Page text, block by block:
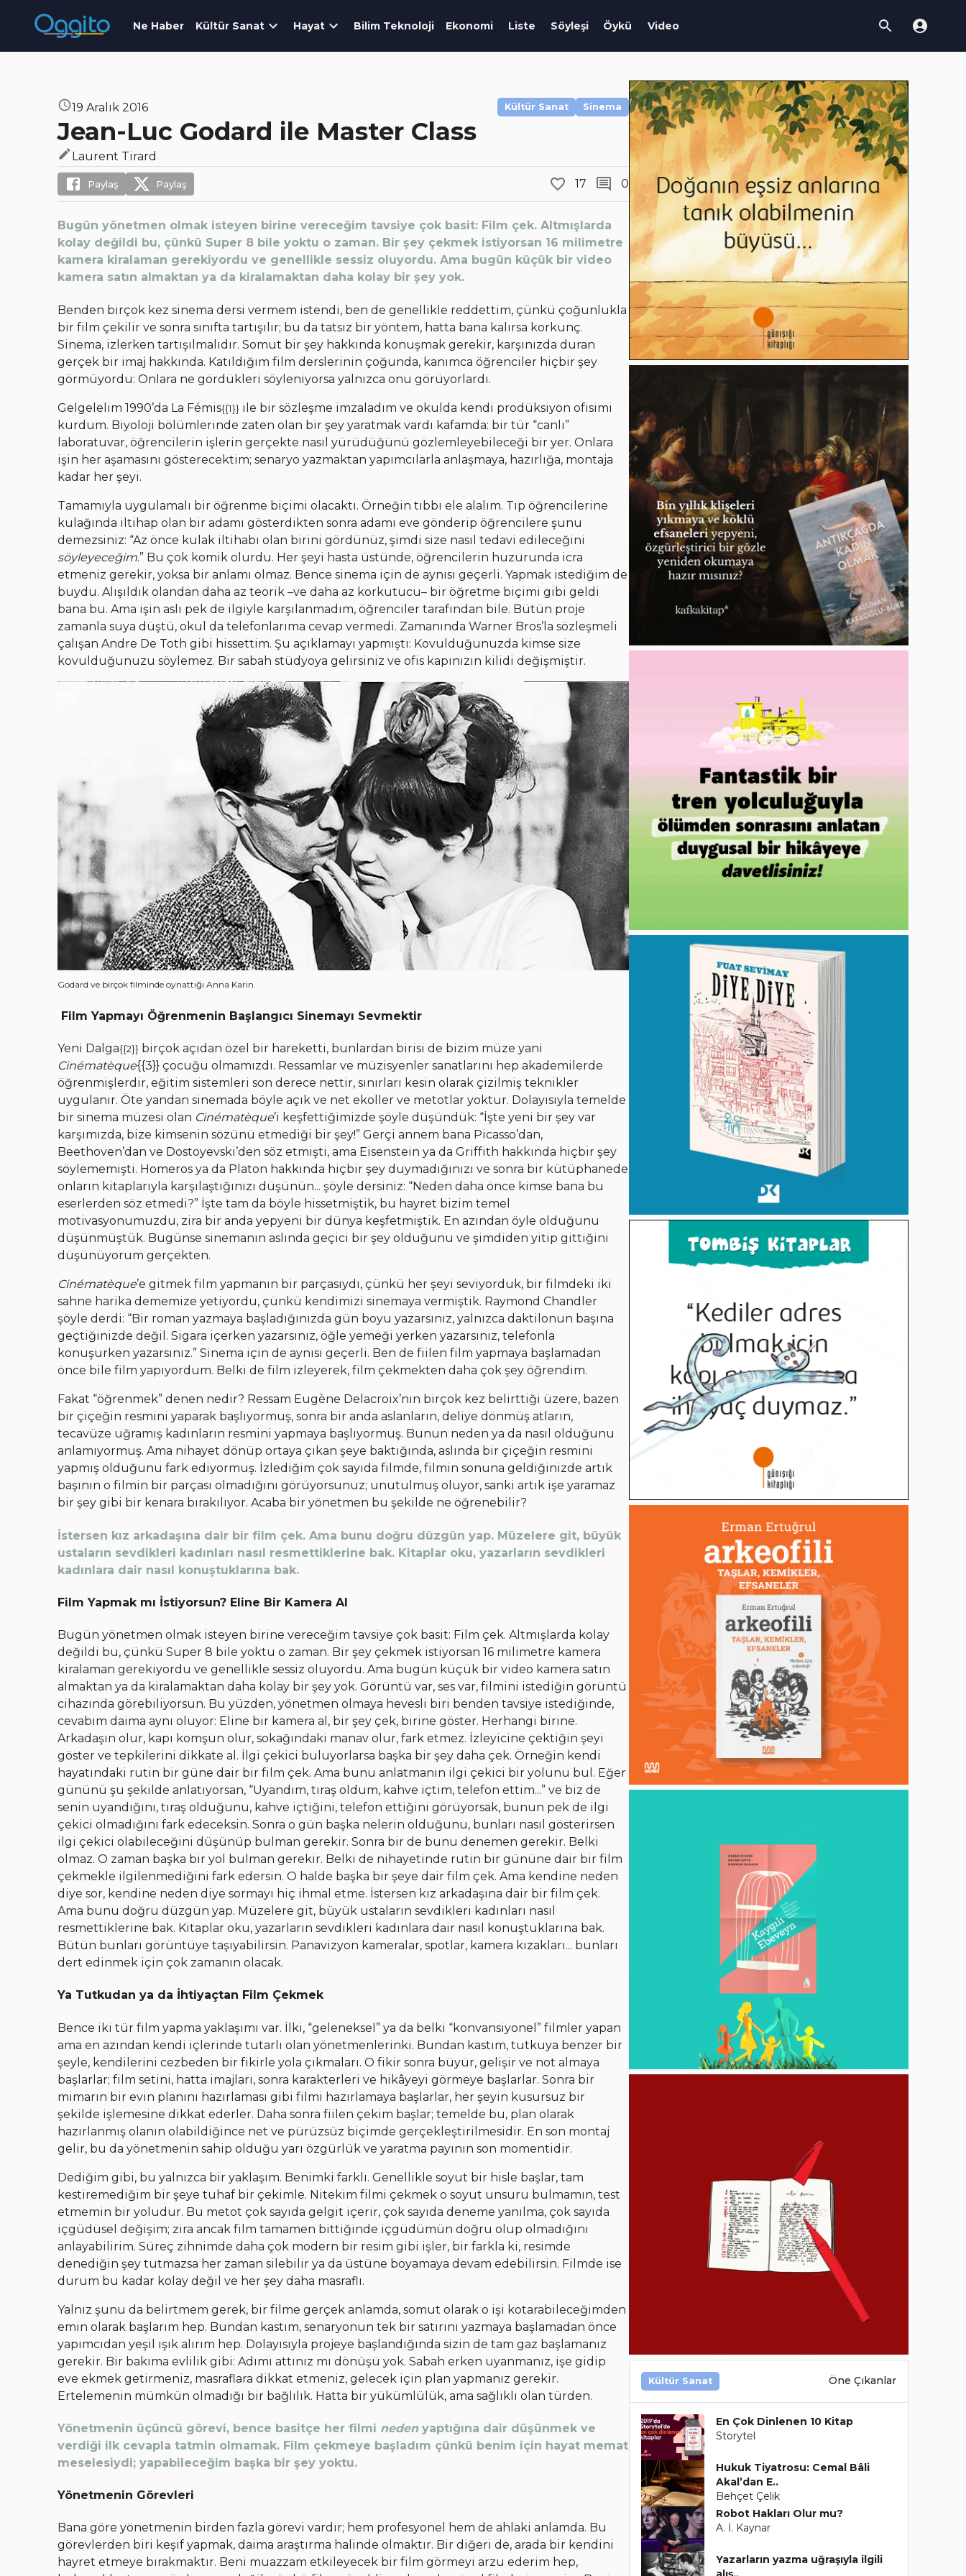
Ne Haber Kültür Sanat Hayat Bilim Teknoloji Ekonomi Liste Söyleşi Öykü Video
19 Aralık 2016 Kültür Sanat Sinema
Jean-Luc Godard ile Master Class
Laurent Tirard
Paylaş Paylaş 17 0
Bugün yönetmen olmak isteyen birine vereceğim tavsiye çok basit: Film çek. Altmışlarda
kolay değildi bu, çünkü Super 8 bile yoktu o zaman. Bir şey çekmek istiyorsan 16 milimetre
kamera kiralaman gerekiyordu ve genellikle sessiz oluyordu. Ama bugün küçük bir video
kamera satın almaktan ya da kiralamaktan daha kolay bir şey yok.
Benden birçok kez sinema dersi vermem istendi, ben de genellikle reddettim, çünkü çoğunlukla
bir film çekilir ve sonra sınıfta tartışılır; bu da tatsız bir yöntem, hatta bana kalırsa korkunç.
Sinema, izlerken tartışılmalıdır. Somut bir şey hakkında konuşmak gerekir, karşınızda duran
gerçek bir imaj hakkında. Katıldığım film derslerinin çoğunda, kanımca öğrenciler hiçbir şey
görmüyordu: Onlara ne gördükleri söyleniyorsa yalnızca onu görüyorlardı.
Gelgelelim 1990’da La Fémis{{1}} ile bir sözleşme imzaladım ve okulda kendi prodüksiyon ofisimi
kurdum. Biyoloji bölümlerinde zaten olan bir şey yaratmak vardı kafamda: bir tür “canlı”
laboratuvar, öğrencilerin işlerin gerçekte nasıl yürüdüğünü gözlemleyebileceği bir yer. Onlara
işin her aşamasını gösterecektim; senaryo yazmaktan yapımcılarla anlaşmaya, hazırlığa, montaja
kadar her şeyi.
Tamamıyla uygulamalı bir öğrenme biçimi olacaktı. Örneğin tıbbı ele alalım. Tıp öğrencilerine
kulağında iltihap olan bir adamı gösterdikten sonra adamı eve gönderip öğrencilere şunu
demezsiniz: “Az önce kulak iltihabı olan birini gördünüz, şimdi size nasıl tedavi edileceğini
söyleyeceğim.” Bu çok komik olurdu. Her şeyi hasta üstünde, öğrencilerin huzurunda icra
etmeniz gerekir, yoksa bir anlamı olmaz. Bence sinema için de aynısı geçerli. Yapmak istediğim de
buydu. Alışıldık olandan daha az teorik –ve daha az korkutucu– bir öğretme biçimi gibi geldi
bana bu. Ama işin aslı pek de ilgiyle karşılanmadım, öğrenciler tarafından bile. Bütün proje
zamanla suya düştü, okul da telefonlarıma cevap vermedi. Zamanında Warner Bros’la sözleşmeli
çalışan Andre De Toth gibi hissettim. Şu açıklamayı yapmıştı: Kovulduğunuzda kimse size
kovulduğunuzu söylemez. Bir sabah stüdyoya gelirsiniz ve ofis kapınızın kilidi değişmiştir.
Godard ve birçok filminde oynattığı Anna Karin.
Film Yapmayı Öğrenmenin Başlangıcı Sinemayı Sevmektir
Yeni Dalga{{2}} birçok açıdan özel bir hareketti, bunlardan birisi de bizim müze yani
Cinématèque{{3}} çocuğu olmamızdı. Ressamlar ve müzisyenler sanatlarını hep akademilerde
öğrenmişlerdir, eğitim sistemleri son derece nettir, sınırları kesin olarak çizilmiş teknikler
uygulanır. Öte yandan sinemada böyle açık ve net ekoller ve metotlar yoktur. Dolayısıyla temelde
bir sinema müzesi olan Cinématèque’i keşfettiğimizde şöyle düşündük: “İşte yeni bir şey var
karşımızda, bize kimsenin sözünü etmediği bir şey!” Gerçi annem bana Picasso’dan,
Beethoven’dan ve Dostoyevski’den söz etmişti, ama Eisenstein ya da Griffith hakkında hiçbir şey
söylememişti. Homeros ya da Platon hakkında hiçbir şey duymadığınızı ve sonra bir kütüphanede
onların kitaplarıyla karşılaştığınızı düşünün... şöyle dersiniz: “Neden daha önce kimse bana bu
eserlerden söz etmedi?” İşte tam da böyle hissetmiştik, bu hayret bizim temel
motivasyonumuzdu, zira bir anda yepyeni bir dünya keşfetmiştik. En azından öyle olduğunu
düşünmüştük. Bugünse sinemanın aslında geçici bir şey olduğunu ve şimdiden yitip gittiğini
düşünüyorum gerçekten.
Cinématèque’e gitmek film yapmanın bir parçasıydı, çünkü her şeyi seviyorduk, bir filmdeki iki
sahne harika dememize yetiyordu, çünkü kendimizi sinemaya vermiştik. Raymond Chandler
şöyle derdi: “Bir roman yazmaya başladığınızda gün boyu yazarsınız, yalnızca daktilonun başına
geçtiğinizde değil. Sigara içerken yazarsınız, öğle yemeği yerken yazarsınız, telefonla
konuşurken yazarsınız.” Sinema için de aynısı geçerli. Ben de fiilen film yapmaya başlamadan
önce bile film yapıyordum. Belki de film izleyerek, film çekmekten daha çok şey öğrendim.
Fakat “öğrenmek” denen nedir? Ressam Eugène Delacroix’nın birçok kez belirttiği üzere, bazen
bir çiçeğin resmini yaparak başlıyormuş, sonra bir anda aslanların, deliye dönmüş atların,
tecavüze uğramış kadınların resmini yapmaya başlıyormuş. Bunun neden ya da nasıl olduğunu
anlamıyormuş. Ama nihayet dönüp ortaya çıkan şeye baktığında, aslında bir çiçeğin resmini
yapmış olduğunu fark ediyormuş. İzlediğim çok sayıda filmde, filmin sonuna geldiğinizde artık
başının o filmin bir parçası olmadığını görüyorsunuz; unutulmuş oluyor, sanki artık işe yaramaz
bir şey gibi bir kenara bırakılıyor. Acaba bir yönetmen bu şekilde ne öğrenebilir?
İstersen kız arkadaşına dair bir film çek. Ama bunu doğru düzgün yap. Müzelere git, büyük
ustaların sevdikleri kadınları nasıl resmettiklerine bak. Kitaplar oku, yazarların sevdikleri
kadınlara dair nasıl konuştuklarına bak.
Film Yapmak mı İstiyorsun? Eline Bir Kamera Al
Bugün yönetmen olmak isteyen birine vereceğim tavsiye çok basit: Film çek. Altmışlarda kolay
değildi bu, çünkü Super 8 bile yoktu o zaman. Bir şey çekmek istiyorsan 16 milimetre kamera
kiralaman gerekiyordu ve genellikle sessiz oluyordu. Ama bugün küçük bir video kamera satın
almaktan ya da kiralamaktan daha kolay bir şey yok. Görüntü var, ses var, filmini istediğin görüntü
cihazında görebiliyorsun. Bu yüzden, yönetmen olmaya hevesli biri benden tavsiye istediğinde,
cevabım daima aynı oluyor: Eline bir kamera al, bir şey çek, birine göster. Herhangi birine.
Arkadaşın olur, kapı komşun olur, sokağındaki manav olur, fark etmez. İzleyicine çektiğin şeyi
göster ve tepkilerini dikkate al. İlgi çekici buluyorlarsa başka bir şey daha çek. Örneğin kendi
hayatındaki rutin bir güne dair bir film çek. Ama bunu anlatmanın ilgi çekici bir yolunu bul. Eğer
gününü şu şekilde anlatıyorsan, “Uyandım, tıraş oldum, kahve içtim, telefon ettim...” ve biz de
senin uyandığını, tıraş olduğunu, kahve içtiğini, telefon ettiğini görüyorsak, bunun pek de ilgi
çekici olmadığını fark edeceksin. Sonra o gün başka nelerin olduğunu, bunları nasıl gösterirsen
ilgi çekici olabileceğini düşünüp bulman gerekir. Sonra bir de bunu denemen gerekir. Belki
olmaz. O zaman başka bir yol bulman gerekir. Belki de nihayetinde rutin bir gününe dair bir film
çekmekle ilgilenmediğini fark edersin. O halde başka bir şeye dair film çek. Ama kendine neden
diye sor, kendine neden diye sormayı hiç ihmal etme. İstersen kız arkadaşına dair bir film çek.
Ama bunu doğru düzgün yap. Müzelere git, büyük ustaların sevdikleri kadınları nasıl
resmettiklerine bak. Kitaplar oku, yazarların sevdikleri kadınlara dair nasıl konuştuklarına bak.
Bütün bunları görüntüye taşıyabilirsin. Panavizyon kameralar, spotlar, kamera kızakları... bunları
dert edinmek için çok zamanın olacak.
Ya Tutkudan ya da İhtiyaçtan Film Çekmek
Bence iki tür film yapma yaklaşımı var. İlki, “geleneksel” ya da belki “konvansiyonel” filmler yapan
ama en azından kendi içlerinde tutarlı olan yönetmenlerinki. Bundan kastım, tutkuya benzer bir
şeyle, kendilerini cezbeden bir fikirle yola çıkmaları. O fikir sonra büyür, gelişir ve not almaya
başlarlar; film setini, hatta imajları, sonra karakterleri ve hikâyeyi görmeye başlarlar. Sonra bir
mimarın bir evin planını hazırlaması gibi filmi hazırlamaya başlarlar, her şeyin kusursuz bir
şekilde işlemesine dikkat ederler. Daha sonra fiilen çekim başlar; temelde bu, plan olarak
hazırlanmış olanın olabildiğince net ve pürüzsüz biçimde gerçekleştirilmesidir. En son montaj
gelir, bu da yönetmenin sahip olduğu yarı özgürlük ve yaratma payının son momentidir.
Dediğim gibi, bu yalnızca bir yaklaşım. Benimki farklı. Genellikle soyut bir hisle başlar, tam
kestiremediğim bir şeye tuhaf bir çekimle. Nitekim filmi çekmek o soyut unsuru bulmamın, test
etmemin bir yoludur. Bu metot çok sayıda gelgit içerir, çok sayıda deneme yanılma, çok sayıda
içgüdüsel değişim; zira ancak film tamamen bittiğinde içgüdümün doğru olup olmadığını
anlayabilirim. Süreç zihnimde daha çok modern bir resim gibi işler, bir farkla ki, resimde
denediğin şey tutmazsa her zaman silebilir ya da üstüne boyamaya devam edebilirsin. Filmde ise
durum bu kadar kolay değil ve her şey daha masraflı.
Yalnız şunu da belirtmem gerek, bir filme gerçek anlamda, somut olarak o işi kotarabileceğimden
emin olarak başlarım hep. Bundan kastım, senaryonun tek bir satırını yazmaya başlamadan önce
yapımcıdan yeşil ışık alırım hep. Dolayısıyla projeye başlandığında sizin de tam gaz başlamanız
gerekir. Bir bakıma evlilik gibi: Adımı attınız mı dönüşü yok. Sabah erken uyanmanız, işe gidip
eve ekmek getirmeniz, masraflara dikkat etmeniz, gelecek için plan yapmanız gerekir.
Ertelemenin mümkün olmadığı bir bağlılık. Hatta bir yükümlülük, ama sağlıklı olan türden.
Yönetmenin üçüncü görevi, bence basitçe her filmi nedenyaptığına dair düşünmek ve
verdiği ilk cevapla tatmin olmamak. Film çekmeye başladım çünkü benim için hayat memat
meselesiydi; yapabileceğim başka bir şey yoktu.
Yönetmenin Görevleri
Bana göre yönetmenin birden fazla görevi vardır; hem profesyonel hem de ahlaki anlamda. Bu
görevlerden biri keşif yapmak, daima araştırma halinde olmaktır. Bir diğeri de, arada bir kendini
hayret etmeye bırakmaktır. Beni muazzam etkileyecek bir film görmeyi arzu ederim hep,
Kültür Sanat Öne Çıkanlar
En Çok Dinlenen 10 Kitap
Storytel
Hukuk Tiyatrosu: Cemal Bâli
Akal’dan E..
Behçet Çelik
Robot Hakları Olur mu?
A. İ. Kaynar
Yazarların yazma uğraşıyla ilgili